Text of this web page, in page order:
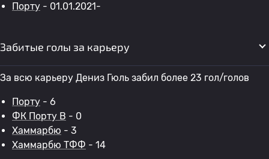
Порту - 01.01.2021-
Забитые голы за карьеру
За всю карьеру Дениз Гюль забил более 23 гол/голов
Порту - 6
ФК Порту B - 0
Хаммарбю - 3
Хаммарбю ТФФ - 14